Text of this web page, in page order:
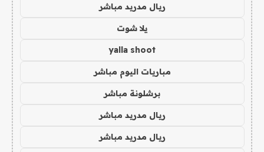
ريال مدريد مباشر
يلا شوت
yalla shoot
مباريات اليوم مباشر
برشلونة مباشر
ريال مدريد مباشر
ريال مدريد مباشر